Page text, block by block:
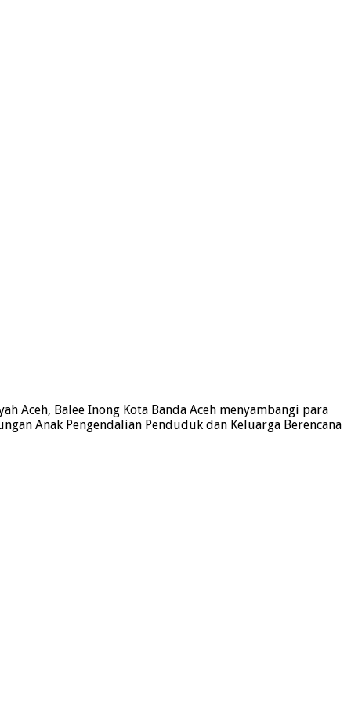
Aceh, Balee Inong Kota Banda Aceh menyambangi para
Anak Pengendalian Penduduk dan Keluarga Berencana